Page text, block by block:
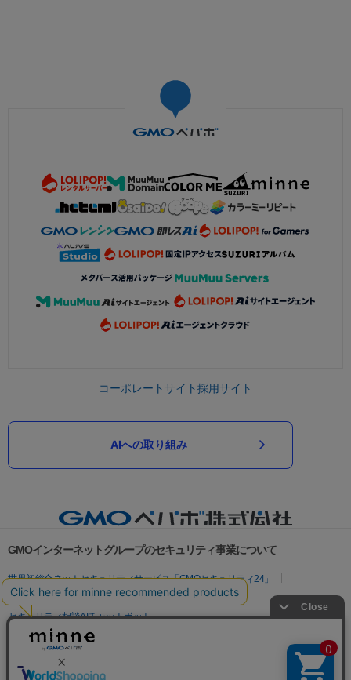
コーポレートサイト採用サイト
AIへの取り組み
GMOインターネットグループのセキュリティ事業について
世界初総合ネットセキュリティサービス「GMOセキュリティ24」
パスワード漏洩診断
Webサイトリスク診断
セキュリティ相談AIチャットボット
実在証明・盗聴対策
サイバー攻撃対策（GMO Flatt Security）